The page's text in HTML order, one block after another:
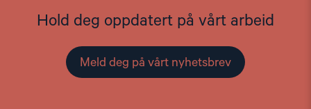
Hold deg oppdatert på vårt arbeid
Meld deg på vårt nyhetsbrev